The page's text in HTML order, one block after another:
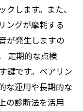
します。また、
ングが摩耗する
が発生しますの
定期的な点検
鍵です。ベアリン
な運用や長期的な
の診断法を活用